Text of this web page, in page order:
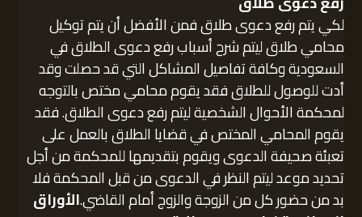
لكي يتم رفع دعوى طلاق فمن الأفضل أن يتم توكيل
محامي طلاق ليتم شرح أسباب رفع دعوى الطلاق في
السعودية وكافة تفاصيل المشاكل التي قد حصلت وقد
أدت للوصول للطلاق فقد يقوم محامي مختص بالتوجه
لمحكمة الأحوال الشخصية ليتم رفع دعوى الطلاق. فقد
يقوم المحامي المختص في قضايا الطلاق بالعمل على
تعبئة صحيفة الدعوى ويقوم بتقديمها للمحكمة من أجل
تحديد موعد ليتم النظر في الدعوى من قبل المحكمة فلا
بد من حضور كل من الزوجة والزوج أمام القاضي.الأوراق